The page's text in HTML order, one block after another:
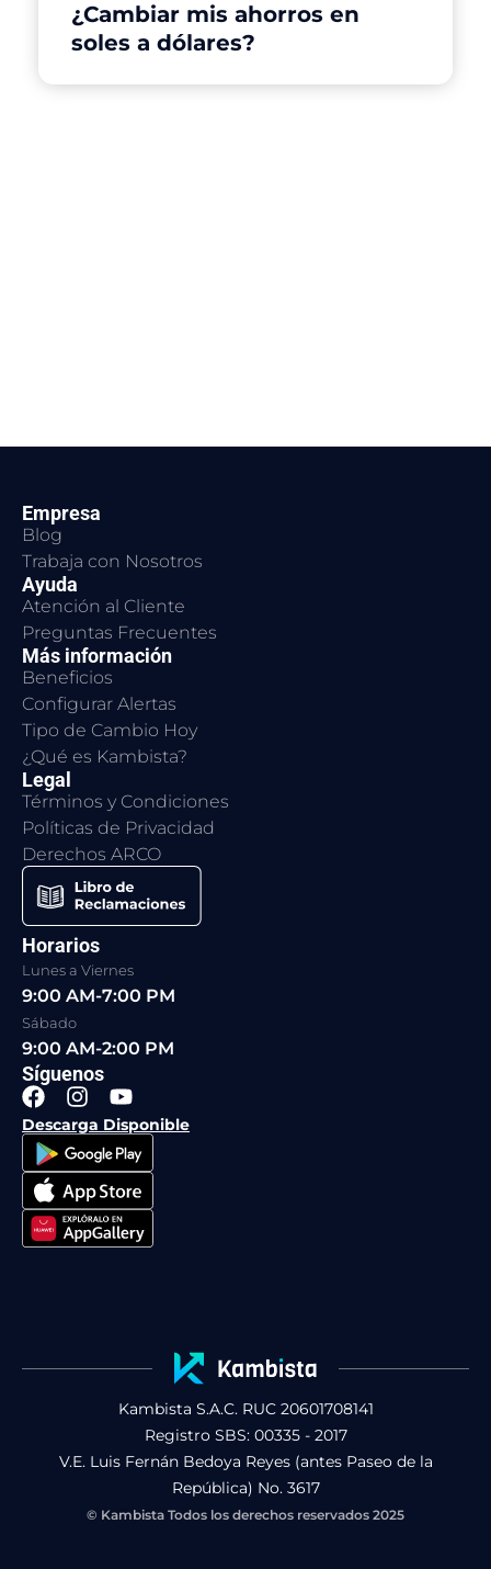
¿Cambiar mis ahorros en
soles a dólares?
Empresa
Blog
Trabaja con Nosotros
Ayuda
Atención al Cliente
Preguntas Frecuentes
Más información
Beneficios
Configurar Alertas
Tipo de Cambio Hoy
¿Qué es Kambista?
Legal
Términos y Condiciones
Políticas de Privacidad
Derechos ARCO
Horarios
Lunes a Viernes
9:00 AM-7:00 PM
Sábado
9:00 AM-2:00 PM
Síguenos
F
a
c
e
b
o
o
k
I
n
s
t
a
g
r
a
Y
o
u
t
u
b
e
Descarga Disponible
Kambista S.A.C. RUC 20601708141
Registro SBS: 00335 - 2017
V.E. Luis Fernán Bedoya Reyes (antes Paseo de la
República) No. 3617
© Kambista Todos los derechos reservados 2025